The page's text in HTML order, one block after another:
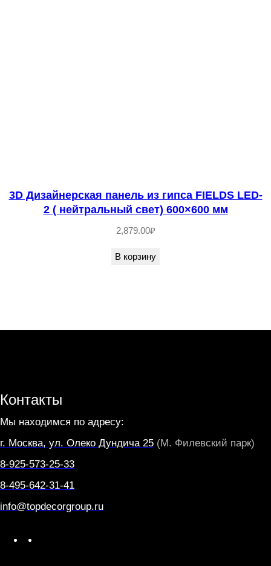
3D Дизайнерская панель из гипса FIELDS LED-
2 ( нейтральный свет) 600×600 мм
2,879.00₽
В корзину
Контакты
Мы находимся по адресу:
г. Москва, ул. Олеко Дундича 25 (М. Филевский парк)
8-925-573-25-33
8-495-642-31-41
info@topdecorgroup.ru